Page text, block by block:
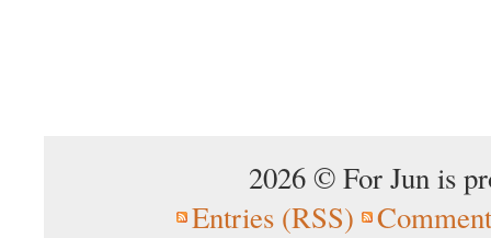
2026 © For Jun is
Entries (RSS)